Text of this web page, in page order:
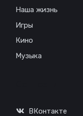
Наша жизнь
Игры
Кино
Музыка
ВКонтакте